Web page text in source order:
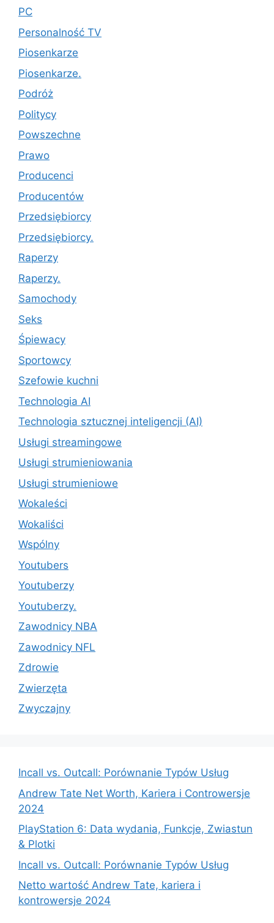
PC
Personalność TV
Piosenkarze
Piosenkarze.
Podróż
Politycy
Powszechne
Prawo
Producenci
Producentów
Przedsiębiorcy
Przedsiębiorcy.
Raperzy
Raperzy.
Samochody
Seks
Śpiewacy
Sportowcy
Szefowie kuchni
Technologia AI
Technologia sztucznej inteligencji (AI)
Usługi streamingowe
Usługi strumieniowania
Usługi strumieniowe
Wokaleści
Wokaliści
Wspólny
Youtubers
Youtuberzy
Youtuberzy.
Zawodnicy NBA
Zawodnicy NFL
Zdrowie
Zwierzęta
Zwyczajny
Incall vs. Outcall: Porównanie Typów Usług
Andrew Tate Net Worth, Kariera i Controwersje
2024
PlayStation 6: Data wydania, Funkcje, Zwiastun
& Plotki
Incall vs. Outcall: Porównanie Typów Usług
Netto wartość Andrew Tate, kariera i
kontrowersje 2024